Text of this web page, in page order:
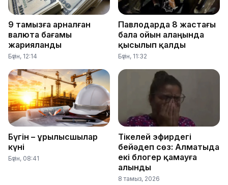
9 тамызға арналған
валюта бағамы
жарияланды
Бүгін, 12:14
Павлодарда 8 жастағы
бала ойын алаңында
қысылып қалды
Бүгін, 11:32
Бүгін – Құрылысшылар
күні
Бүгін, 08:41
Тікелей эфирдегі
бейәдеп сөз: Алматыда
екі блогер қамауға
алынды
8 тамыз, 2026